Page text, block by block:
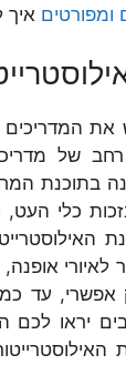
ומפורטים איך
את
רחב של
בתוכנת
כלי
לאיורי
אפשרי, עד
יראו לכם